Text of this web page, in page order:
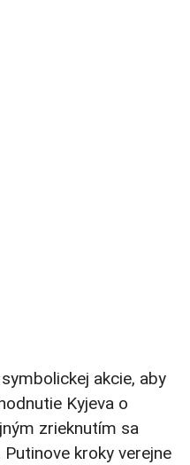
akcie, aby
Kyjeva o
zrieknutím sa
kroky verejne